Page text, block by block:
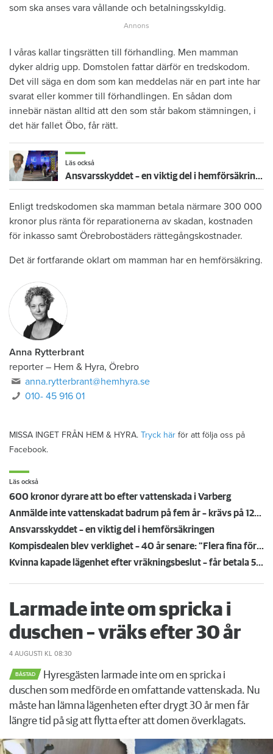
som ska anses vara vållande och betalningsskyldig.
I våras kallar tingsrätten till förhandling. Men mamman
dyker aldrig upp. Domstolen fattar därför en tredskodom.
Det vill säga en dom som kan meddelas när en part inte har
svarat eller kommer till förhandlingen. En sådan dom
innebär nästan alltid att den som står bakom stämningen, i
det här fallet Öbo, får rätt.
Läs också
Ansvarsskyddet – en viktig del i hemförsäkringen
Enligt tredskodomen ska mamman betala närmare 300 000
kronor plus ränta för reparationerna av skadan, kostnaden
för inkasso samt Örebrobostäders rättegångskostnader.
Det är fortfarande oklart om mamman har en hemförsäkring.
Anna Rytterbrant
reporter – Hem & Hyra, Örebro
anna.rytterbrant@hemhyra.se
010- 45 916 01
MISSA INGET FRÅN HEM & HYRA. Tryck här för att följa oss på
Facebook.
Läs också
600 kronor dyrare att bo efter vattenskada i Varberg
Anmälde inte vattenskadat badrum på fem år – krävs på 125 000 kronor
Ansvarsskyddet – en viktig del i hemförsäkringen
Kompisdealen blev verklighet – 40 år senare: "Flera fina fördelar med att dela bostad"
Kvinna kapade lägenhet efter vräkningsbeslut – får betala 50 000
Larmade inte om spricka i
duschen – vräks efter 30 år
4 AUGUSTI KL 08:30
BÅSTAD
Hyresgästen larmade inte om en spricka i
duschen som medförde en omfattande vattenskada. Nu
måste han lämna lägenheten efter drygt 30 år men får
längre tid på sig att flytta efter att domen överklagats.